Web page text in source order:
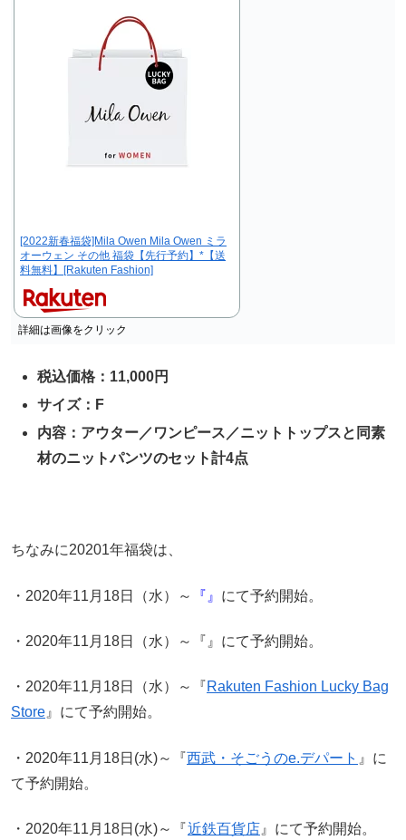
[2022新春福袋]Mila Owen Mila Owen ミラ
オーウェン その他 福袋【先行予約】*【送
料無料】[Rakuten Fashion]
詳細は画像をクリック
税込価格：11,000円
サイズ：F
内容：アウター／ワンピース／ニットトップスと同素
材のニットパンツのセット計4点
ちなみに20201年福袋は、
・ 2020年11月18日（水）～ 『』 にて予約開始。
・2020年11月18日（水）～『』にて予約開始。
・2020年11月18日（水）～『Rakuten Fashion Lucky Bag
Store 』にて予約開始。
・2020年11月18日(水)～『西武・そごうのe.デパート 』に
て予約開始。
・2020年11月18日(水)～『近鉄百貨店 』にて予約開始。